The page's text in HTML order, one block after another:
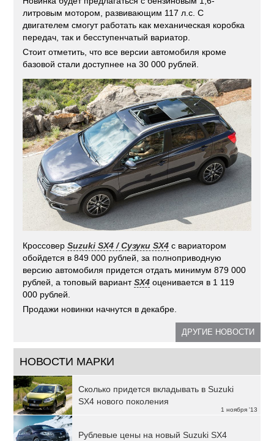
литровым мотором, развивающим 117 л.с. С
двигателем смогут работать как механическая коробка
передач, так и бесступенчатый вариатор.
Стоит отметить, что все версии автомобиля кроме
базовой стали доступнее на 30 000 рублей.
КроссоверSuzuki SX4 / Сузуки SX4 с вариатором
обойдется в 849 000 рублей, за полноприводную
версию автомобиля придется отдать минимум 879 000
рублей, а топовый вариантSX4 оценивается в 1 119
000 рублей.
Продажи новинки начнутся в декабре.
ДРУГИЕ НОВОСТИ
НОВОСТИ МАРКИ
1 ноября '13
Сколько придется вкладывать в Suzuki
SX4 нового поколения
Рублевые цены на новый Suzuki SX4